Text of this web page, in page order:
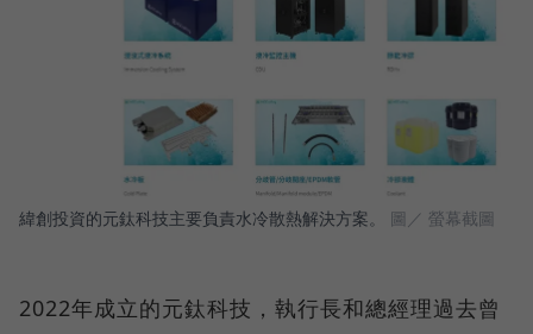
緯創投資的元鈦科技主要負責水冷散熱解決方案。 圖／ 螢幕截圖
2022年成立的元鈦科技，執行長和總經理過去曾